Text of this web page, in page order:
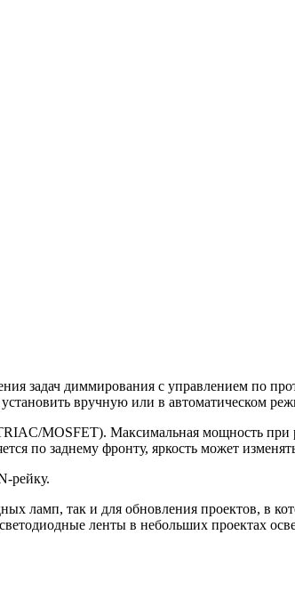
задач диммирования с управлением по
вручную или в автоматическом
MOSFET). Максимальная мощность при
заднему фронту, яркость может
рейку.
ламп, так и для обновления проектов, в
ленты в небольших проектах